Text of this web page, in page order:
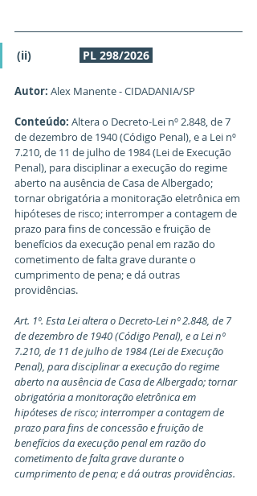
(ii) PL 298/2026
Autor: Alex Manente - CIDADANIA/SP
Conteúdo: Altera o Decreto-Lei nº 2.848, de 7
de dezembro de 1940 (Código Penal), e a Lei nº
7.210, de 11 de julho de 1984 (Lei de Execução
Penal), para disciplinar a execução do regime
aberto na ausência de Casa de Albergado;
tornar obrigatória a monitoração eletrônica em
hipóteses de risco; interromper a contagem de
prazo para fins de concessão e fruição de
benefícios da execução penal em razão do
cometimento de falta grave durante o
cumprimento de pena; e dá outras
providências.
Art. 1º. Esta Lei altera o Decreto-Lei nº 2.848, de 7
de dezembro de 1940 (Código Penal), e a Lei nº
7.210, de 11 de julho de 1984 (Lei de Execução
Penal), para disciplinar a execução do regime
aberto na ausência de Casa de Albergado; tornar
obrigatória a monitoração eletrônica em
hipóteses de risco; interromper a contagem de
prazo para fins de concessão e fruição de
benefícios da execução penal em razão do
cometimento de falta grave durante o
cumprimento de pena; e dá outras providências.